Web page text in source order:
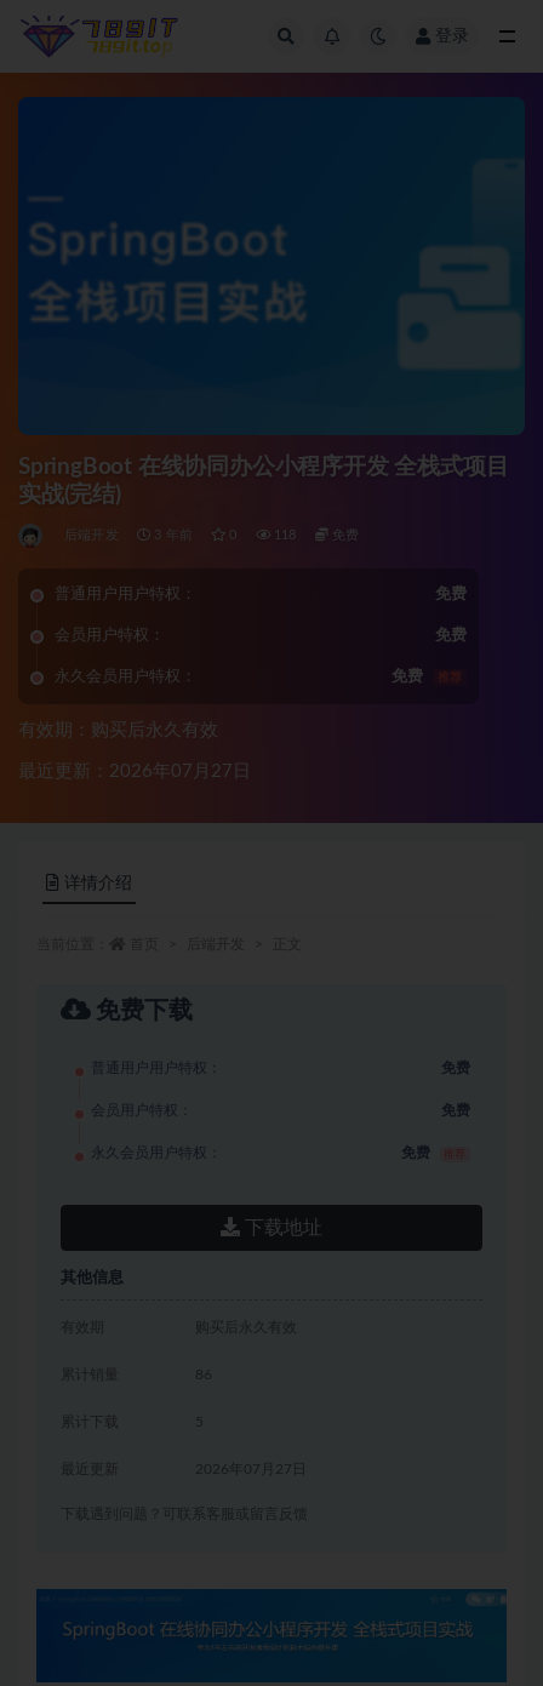
登录
SpringBoot 在线协同办公小程序开发 全栈式项目
实战(完结)
后端开发 3 年前 0 118 免费
普通用户用户特权： 免费
会员用户特权： 免费
永久会员用户特权： 免费 推荐
有效期：购买后永久有效
最近更新：2026年07月27日
详情介绍
免费下载
普通用户用户特权： 免费
会员用户特权： 免费
永久会员用户特权： 免费
下载地址
其他信息
有效期 购买后永久有效
累计销量 86
累计下载 5
2026年07月27日
下载遇到问题？可联系客服或留言反馈